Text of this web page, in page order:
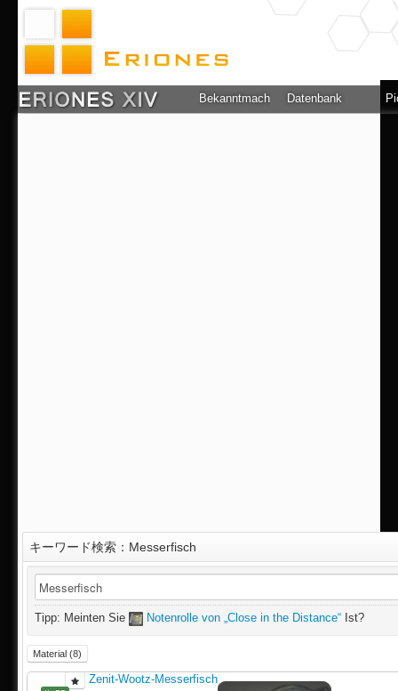
Bekanntmachung Datenbank
キーワード検索：Messerfisch
Tipp: Meinten Sie Notenrolle von „Close in the Distance“ Ist?
Material (8)
Zenit-Wootz-Messerfisch